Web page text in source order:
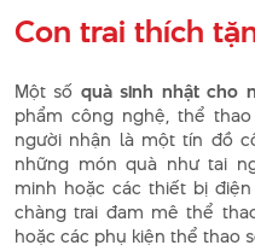
Con trai thích
Một số quà sinh nhật cho
phẩm công nghệ, thể
người nhận là một tín đồ
những món quà như tai
minh hoặc các thiết bị
chàng trai đam mê thể
hoặc các phụ kiện thể thao